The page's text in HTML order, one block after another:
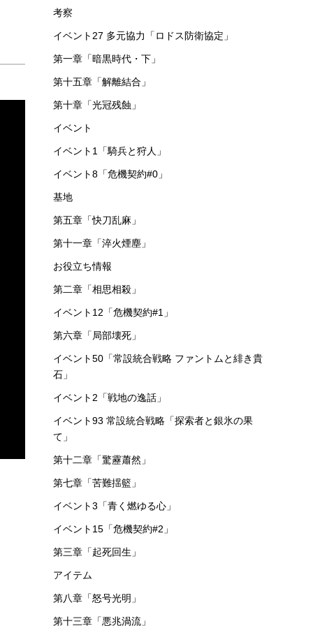
考察
イベント27 多元協力「ロドス防衛協定」
第一章「暗黒時代・下」
第十五章「解離結合」
第十章「光冠残蝕」
イベント
イベント1「騎兵と狩人」
イベント8「危機契約#0」
基地
第五章「快刀乱麻」
第十一章「淬火煙塵」
お役立ち情報
第二章「相思相殺」
イベント12「危機契約#1」
第六章「局部壊死」
イベント50「常設統合戦略 ファントムと緋き貴
石」
イベント2「戦地の逸話」
イベント93 常設統合戦略「探索者と銀氷の果
て」
第十二章「驚靂蕭然」
第七章「苦難揺籃」
イベント3「青く燃ゆる心」
イベント15「危機契約#2」
第三章「起死回生」
アイテム
第八章「怒号光明」
第十三章「悪兆渦流」